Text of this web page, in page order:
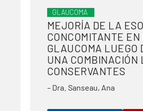
GLAUCOMA
MEJORÍA DE LA ESO
CONCOMITANTE
GLAUCOMA LUEGO
UNA COMBINACIÓN
CONSERVANTES
– Dra. Sanseau, Ana